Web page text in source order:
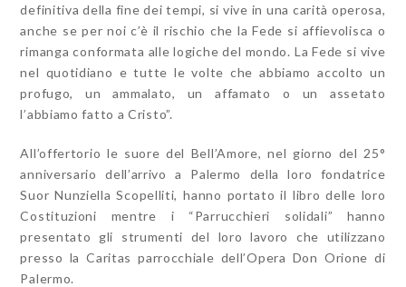
definitiva della fine dei tempi, si vive in una carità operosa,
anche se per noi c’è il rischio che la Fede si affievolisca o
rimanga conformata alle logiche del mondo. La Fede si vive
nel quotidiano e tutte le volte che abbiamo accolto un
profugo, un ammalato, un affamato o un assetato
l’abbiamo fatto a Cristo”.
All’offertorio le suore del Bell’Amore, nel giorno del 25°
anniversario dell’arrivo a Palermo della loro fondatrice
Suor Nunziella Scopelliti, hanno portato il libro delle loro
Costituzioni mentre i “Parrucchieri solidali” hanno
presentato gli strumenti del loro lavoro che utilizzano
presso la Caritas parrocchiale dell’Opera Don Orione di
Palermo.